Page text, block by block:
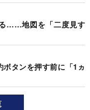
る……地図を「二度見す
タンを押す前に「1ヵ